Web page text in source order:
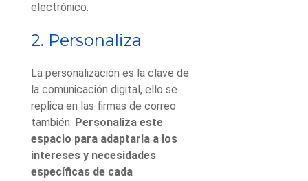
electrónico.
2. Personaliza
La personalización es la clave de
la comunicación digital, ello se
replica en las firmas de correo
también. Personaliza este
espacio para adaptarla a los
intereses y necesidades
específicas de cada